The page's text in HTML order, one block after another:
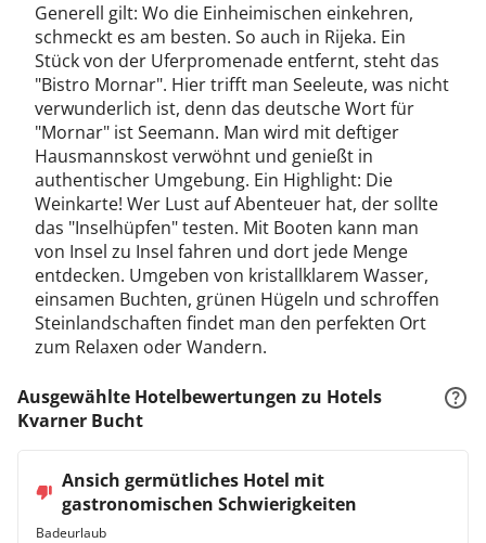
Generell gilt: Wo die Einheimischen einkehren,
schmeckt es am besten. So auch in Rijeka. Ein
Stück von der Uferpromenade entfernt, steht das
"Bistro Mornar". Hier trifft man Seeleute, was nicht
verwunderlich ist, denn das deutsche Wort für
"Mornar" ist Seemann. Man wird mit deftiger
Hausmannskost verwöhnt und genießt in
authentischer Umgebung. Ein Highlight: Die
Weinkarte! Wer Lust auf Abenteuer hat, der sollte
das "Inselhüpfen" testen. Mit Booten kann man
von Insel zu Insel fahren und dort jede Menge
entdecken. Umgeben von kristallklarem Wasser,
einsamen Buchten, grünen Hügeln und schroffen
Steinlandschaften findet man den perfekten Ort
zum Relaxen oder Wandern.
Ausgewählte Hotelbewertungen zu Hotels
Kvarner Bucht
Ansich germütliches Hotel mit
gastronomischen Schwierigkeiten
Badeurlaub